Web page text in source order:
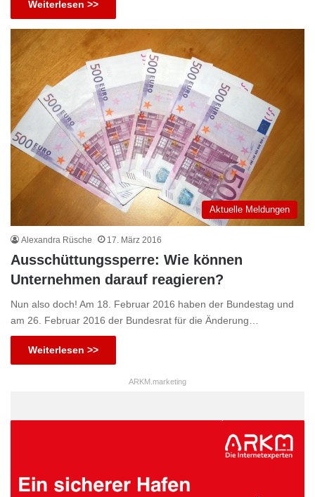
Weiterlesen >>
Aktuelle Meldungen
Alexandra Rüsche 17. März 2016
Ausschüttungssperre: Wie können
Unternehmen darauf reagieren?
Nun also doch! Am 18. Februar 2016 haben der Bundestag und
am 26. Februar 2016 der Bundesrat für die Änderung…
Weiterlesen >>
ARKM.marketing